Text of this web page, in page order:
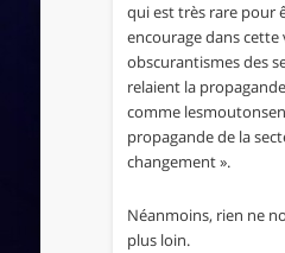
qui est très rare pour
encourage dans cette
obscurantismes des
relaient la
comme
propagande de la
changement ».
Néanmoins, rien ne
plus loin.